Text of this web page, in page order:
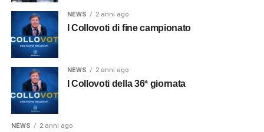
NEWS 2 anni ago
I Collovoti di fine campionato
NEWS 2 anni ago
I Collovoti della 36ª giornata
NEWS 2 anni ago